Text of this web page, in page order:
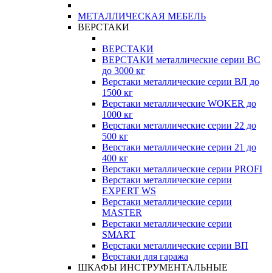
МЕТАЛЛИЧЕСКАЯ МЕБЕЛЬ
ВЕРСТАКИ
ВЕРСТАКИ
ВЕРСТАКИ металлические серии ВС
до 3000 кг
Верстаки металлические серии ВЛ до
1500 кг
Верстаки металлические WOKER до
1000 кг
Верстаки металлические серии 22 до
500 кг
Верстаки металлические серии 21 до
400 кг
Верстаки металлические серии PROFI
Верстаки металлические серии
EXPERT WS
Верстаки металлические серии
MASTER
Верстаки металлические серии
SMART
Верстаки металлические серии ВП
Верстаки для гаража
ШКАФЫ ИНСТРУМЕНТАЛЬНЫЕ